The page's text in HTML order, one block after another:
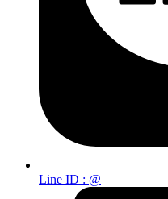
Line ID : @